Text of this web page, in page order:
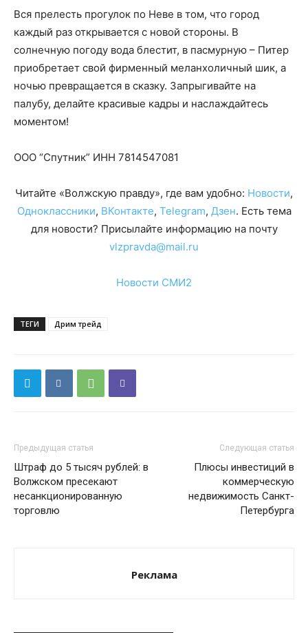
Вся прелесть прогулок по Неве в том, что город
каждый раз открывается с новой стороны. В
солнечную погоду вода блестит, в пасмурную – Питер
приобретает свой фирменный меланхоличный шик, а
ночью превращается в сказку. Запрыгивайте на
палубу, делайте красивые кадры и наслаждайтесь
моментом!
ООО “Спутник” ИНН 7814547081
Читайте «Волжскую правду», где вам удобно: Новости,
Одноклассники, ВКонтакте, Telegram, Дзен. Есть тема
для новости? Присылайте информацию на почту
vlzpravda@mail.ru
Новости СМИ2
ТЕГИ Дрим трейд
Предыдущая статья
Штраф до 5 тысяч рублей: в
Волжском пресекают
несанкционированную
торговлю
Следующая статья
Плюсы инвестиций в
коммерческую
недвижимость Санкт-
Петербурга
Реклама